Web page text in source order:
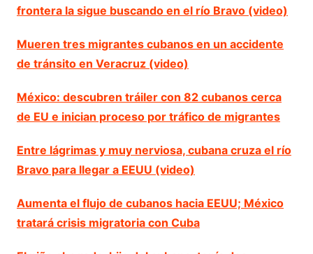
frontera la sigue buscando en el río Bravo (video)
Mueren tres migrantes cubanos en un accidente
de tránsito en Veracruz (video)
México: descubren tráiler con 82 cubanos cerca
de EU e inician proceso por tráfico de migrantes
Entre lágrimas y muy nerviosa, cubana cruza el río
Bravo para llegar a EEUU (video)
Aumenta el flujo de cubanos hacia EEUU; México
tratará crisis migratoria con Cuba